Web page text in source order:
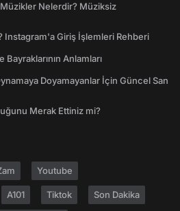
Nelerdir? Müziksiz
Instagram'a Giriş İşlemleri Rehberi
Anlamları
Doyamayanlar İçin Güncel San
Merak Ettiniz mi?
Youtube
A101 Tiktok Son Dakika